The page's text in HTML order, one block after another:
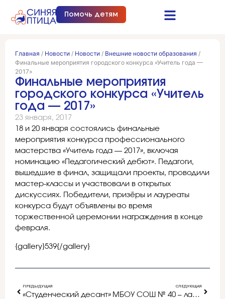
Помочь детям
Главная / Новости / Новости / Внешние новости образования /
Финальные мероприятия городского конкурса «Учитель года —
2017»
Финальные мероприятия
городского конкурса «Учитель
года — 2017»
23 января, 2017
18 и 20 января состоялись финальные
мероприятия конкурса профессионального
мастерства «Учитель года — 2017», включая
номинацию «Педагогический дебют». Педагоги,
вышедшие в финал, защищали проекты, проводили
мастер-классы и участвовали в открытых
дискуссиях. Победители, призёры и лауреаты
конкурса будут объявлены во время
торжественной церемонии награждения в конце
февраля.
{gallery}539{/gallery}
ПРЕДЫДУЩАЯ
«Студенческий десант»
СЛЕДУЮЩАЯ
МБОУ СОШ № 40 – лауреат конкурса «100 лучших школ России»